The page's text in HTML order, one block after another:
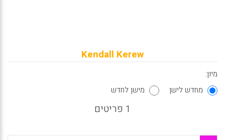
Kendall Kerew
מיון:
מחדש לישן
מישן לחדש
1 פריטים